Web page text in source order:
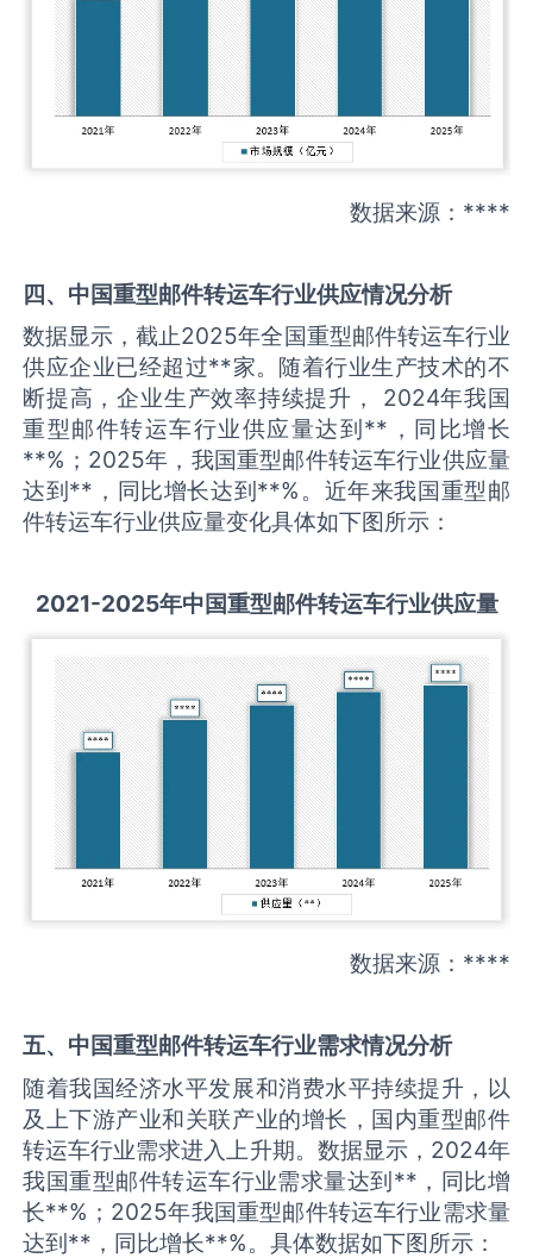
数据来源：****
四、中国重型邮件转运车行业供应情况分析
数据显示，截止2025年全国重型邮件转运车行业
供应企业已经超过**家。随着行业生产技术的不
断提高，企业生产效率持续提升， 2024年我国
重型邮件转运车行业供应量达到**，同比增长
**%；2025年，我国重型邮件转运车行业供应量
达到**，同比增长达到**%。近年来我国重型邮
件转运车行业供应量变化具体如下图所示：
2021-2025年中国重型邮件转运车行业供应量
数据来源：****
五、中国重型邮件转运车行业需求情况分析
随着我国经济水平发展和消费水平持续提升，以
及上下游产业和关联产业的增长，国内重型邮件
转运车行业需求进入上升期。数据显示，2024年
我国重型邮件转运车行业需求量达到**，同比增
长**%；2025年我国重型邮件转运车行业需求量
达到**，同比增长**%。具体数据如下图所示：